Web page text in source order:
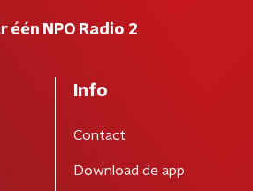
één NPO Radio 2
Info
Contact
Download de app